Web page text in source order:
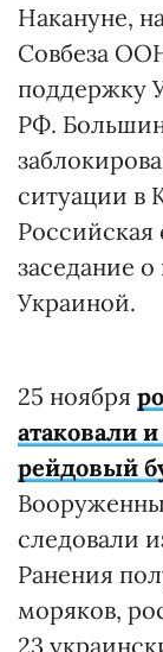
Накануне,
Совбеза
поддержку
РФ.
ситуации в
Российская
заседание
Украиной.
25 ноября
атаковали
рейдовый
следовали
Ранения
моряков,
23